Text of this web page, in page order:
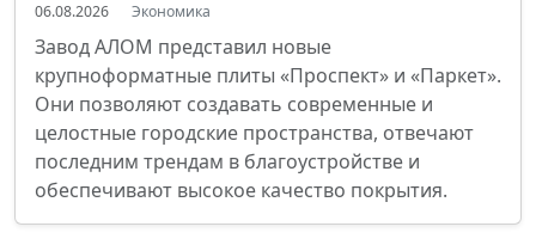
06.08.2026 Экономика
Завод АЛОМ представил новые
крупноформатные плиты «Проспект» и «Паркет».
Они позволяют создавать современные и
целостные городские пространства, отвечают
последним трендам в благоустройстве и
обеспечивают высокое качество покрытия.